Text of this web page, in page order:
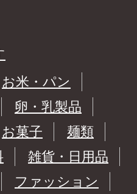
お米・パン
卵・乳製品
お菓子
麺類
雑貨・日用品
ファッション